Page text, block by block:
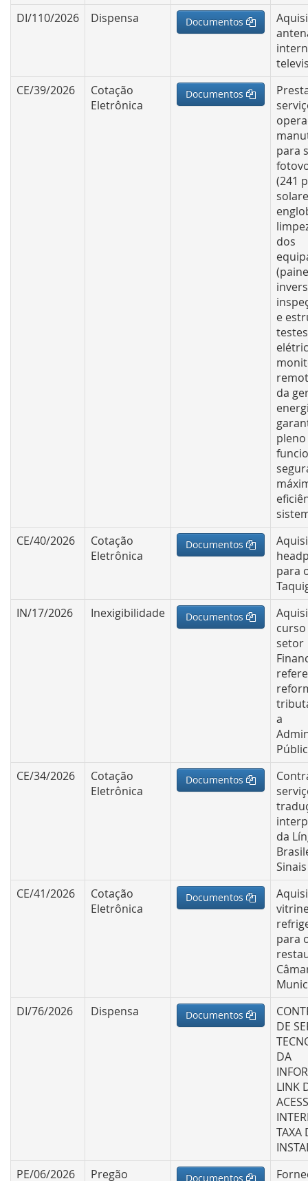
DI/110/2026
Dispensa Documentos
CE/39/2026
Cotação
Eletrônica
Documentos
para
(241
dos
e
da
pleno
CE/40/2026
Cotação
Eletrônica
Documentos
para
IN/17/2026
Inexigibilidade Documentos
setor
a
CE/34/2026
Cotação
Eletrônica
Documentos
da
Sinais
CE/41/2026
Cotação
Eletrônica
Documentos
para
DI/76/2026
Dispensa Documentos
DE
DA
LINK
TAXA
PE/06/2026
Pregão Documentos